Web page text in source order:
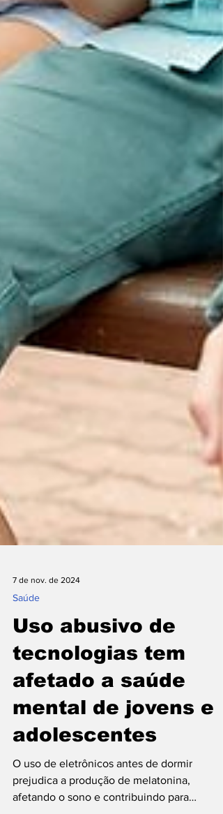
7 de nov. de 2024
Saúde
Uso abusivo de
tecnologias tem
afetado a saúde
mental de jovens e
adolescentes
O uso de eletrônicos antes de dormir
prejudica a produção de melatonina,